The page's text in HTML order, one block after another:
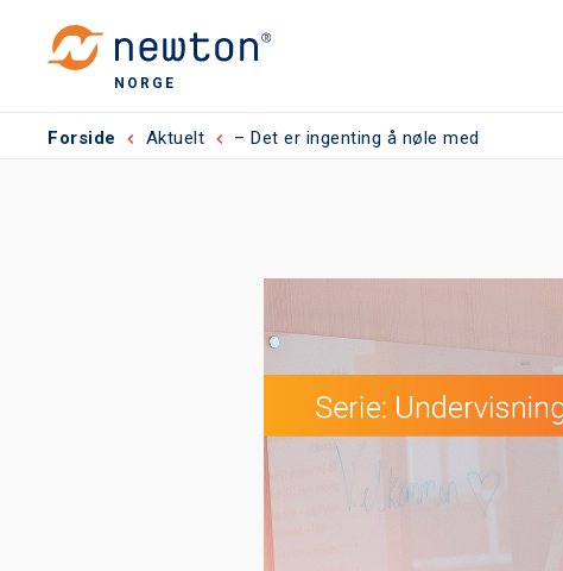
NORGE
Forside Aktuelt – Det er ingenting å nøle med